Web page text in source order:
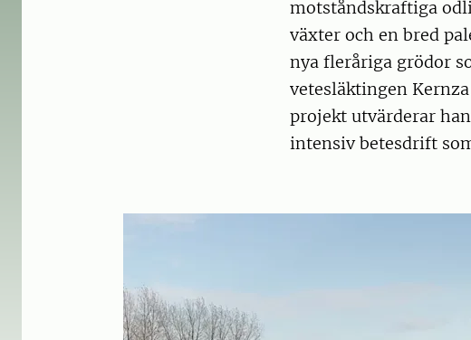
motståndskraftiga
växter och en bred
nya fleråriga grödor
vetesläktingen
projekt utvärderar
intensiv betesdrift